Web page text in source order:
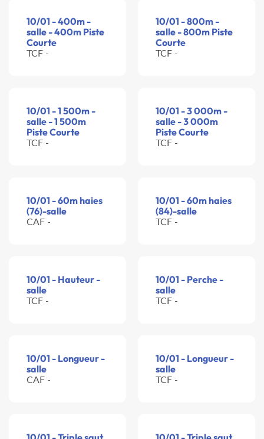
10/01 - 400m -
salle - 400m Piste
Courte
TCF -
10/01 - 800m -
salle - 800m Piste
Courte
TCF -
10/01 - 1 500m -
salle - 1 500m
Piste Courte
TCF -
10/01 - 3 000m -
salle - 3 000m
Piste Courte
TCF -
10/01 - 60m haies
(76)-salle
CAF -
10/01 - 60m haies
(84)-salle
TCF -
10/01 - Hauteur -
salle
TCF -
10/01 - Perche -
salle
TCF -
10/01 - Longueur -
salle
CAF -
10/01 - Longueur -
salle
TCF -